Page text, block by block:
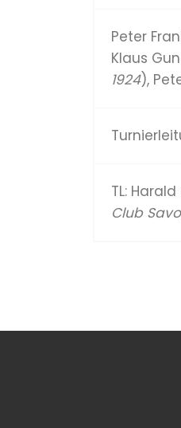
Peter
Klaus
1924),
TL:
Club